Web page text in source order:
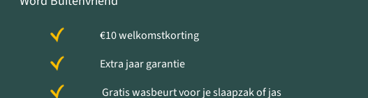
€10 welkomstkorting
Extra jaar garantie
Gratis wasbeurt voor je slaapzak of jas